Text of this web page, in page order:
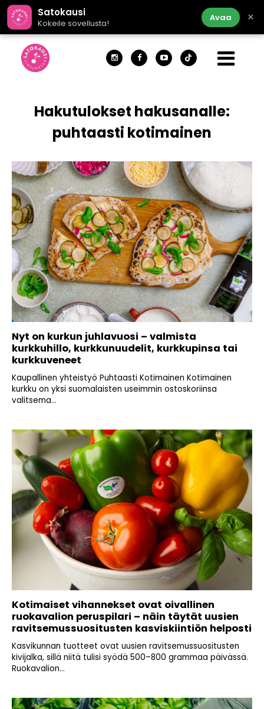
Satokausi
Kokeile sovellusta!
Avaa ×
Hakutulokset hakusanalle:
puhtaasti kotimainen
Nyt on kurkun juhlavuosi – valmista
kurkkuhillo, kurkkunuudelit, kurkkupinsa tai
kurkkuveneet
Kaupallinen yhteistyö Puhtaasti Kotimainen Kotimainen
kurkku on yksi suomalaisten useimmin ostoskoriinsa
valitsema...
Kotimaiset vihannekset ovat oivallinen
ruokavalion peruspilari – näin täytät uusien
ravitsemussuositusten kasviskiintiön helposti
Kasvikunnan tuotteet ovat uusien ravitsemussuositusten
kivijalka, sillä niitä tulisi syödä 500–800 grammaa päivässä.
Ruokavalion...